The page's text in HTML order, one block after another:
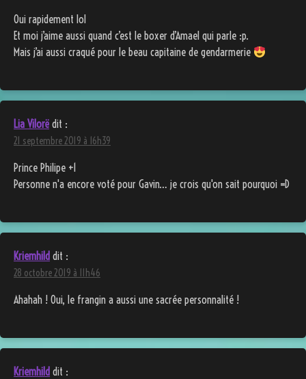
Oui rapidement lol
Et moi j’aime aussi quand c’est le boxer d’Amael qui parle :p.
Mais j’ai aussi craqué pour le beau capitaine de gendarmerie
Lia Vilorë dit :
21 septembre 2019 à 16h39
Prince Philipe +1
Personne n'a encore voté pour Gavin… je crois qu'on sait pourquoi =D
Kriemhild dit :
28 octobre 2019 à 11h46
Ahahah ! Oui, le frangin a aussi une sacrée personnalité !
Kriemhild dit :